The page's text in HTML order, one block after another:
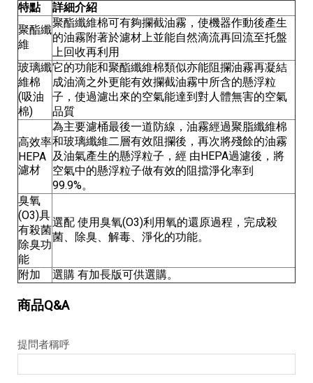
特點
詳細介紹
聚酯纖
維
聚酯纖維棉可有夠攔截油霧，使機器作動後產生
的油霧附著於濾材上並能自然滴流再回流至托盤
上回收再利用
玻璃纖
維棉
(吸油
棉)
它的功能和聚酯纖維棉類似亦能阻攔油霧再凝結
成油滴之外更能有效攔截油霧中所含的懸浮粒
子，使過濾出來的空氣能達到對人體無害的空氣
品質
高效率
HEPA
濾材
為主要濾桶最後一道防線，油霧經過聚脂纖維棉
和玻璃纖維二層有效阻攔後，再次將殘餘的油霧
及油氣產生的懸浮粒子，經 由HEPA過濾後，將
空氣中的懸浮粒子做有效的阻擋淨化率到
99.9%。
臭氧
(O3)具
有殺菌
除臭功
能
選配 使用臭氧(O3)利用氧的還原過程，完成殺
菌、除臭、解毒、淨化的功能。
附加 選購 有加長版可供選購。
商品Q&A
提問者稱呼